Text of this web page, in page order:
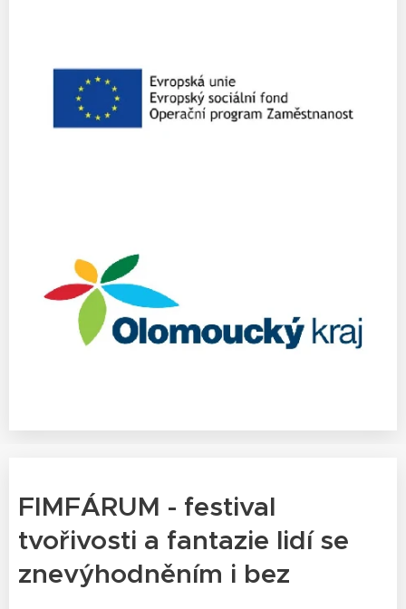
FIMFÁRUM - festival
tvořivosti a fantazie lidí se
znevýhodněním i bez